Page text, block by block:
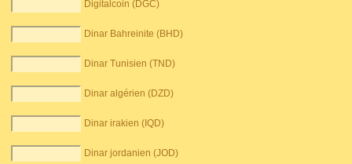
Digitalcoin (DGC)
Dinar Bahreinite (BHD)
Dinar Tunisien (TND)
Dinar algérien (DZD)
Dinar irakien (IQD)
Dinar jordanien (JOD)